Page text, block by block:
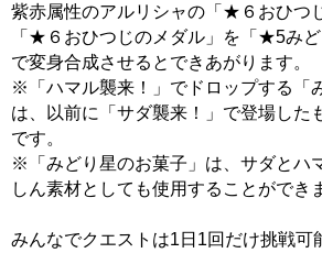
紫赤属性のアルリシャの「★６おひつ
「★６おひつじのメダル」を「★5みど
で変身合成させるとできあがります。
※「ハマル襲来！」でドロップする「
は、以前に「サダ襲来！」で登場した
です。
※「みどり星のお菓子」は、サダとハ
しん素材としても使用することができ
みんなでクエストは1日1回だけ挑戦可